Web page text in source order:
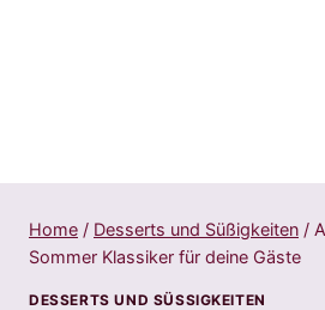
Home / Desserts und Süßigkeiten /
Sommer Klassiker für deine Gäste
DESSERTS UND SÜSSIGKEITEN